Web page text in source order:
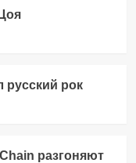
русский рок
разгоняют